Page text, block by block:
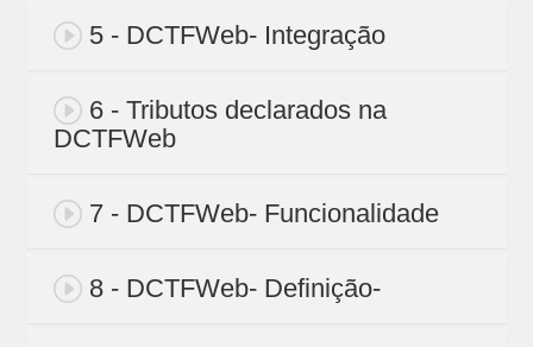
5 - DCTFWeb- Integração
6 - Tributos declarados na
DCTFWeb
7 - DCTFWeb- Funcionalidade
8 - DCTFWeb- Definição-